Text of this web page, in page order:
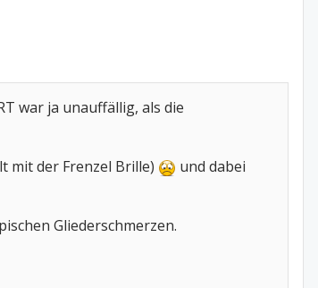
war ja unauffällig, als die
mit der Frenzel Brille)
und dabei
Gliederschmerzen.